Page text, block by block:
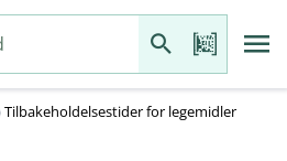
Tilbakeholdelsestider for legemidler